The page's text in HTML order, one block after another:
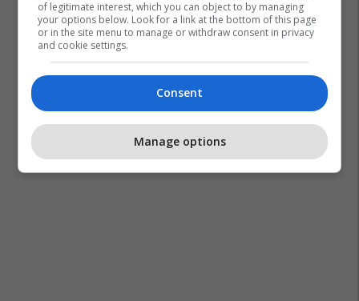
of legitimate interest, which you can object to by managing
your options below. Look for a link at the bottom of this page
or in the site menu to manage or withdraw consent in privacy
and cookie settings.
Consent
Manage options